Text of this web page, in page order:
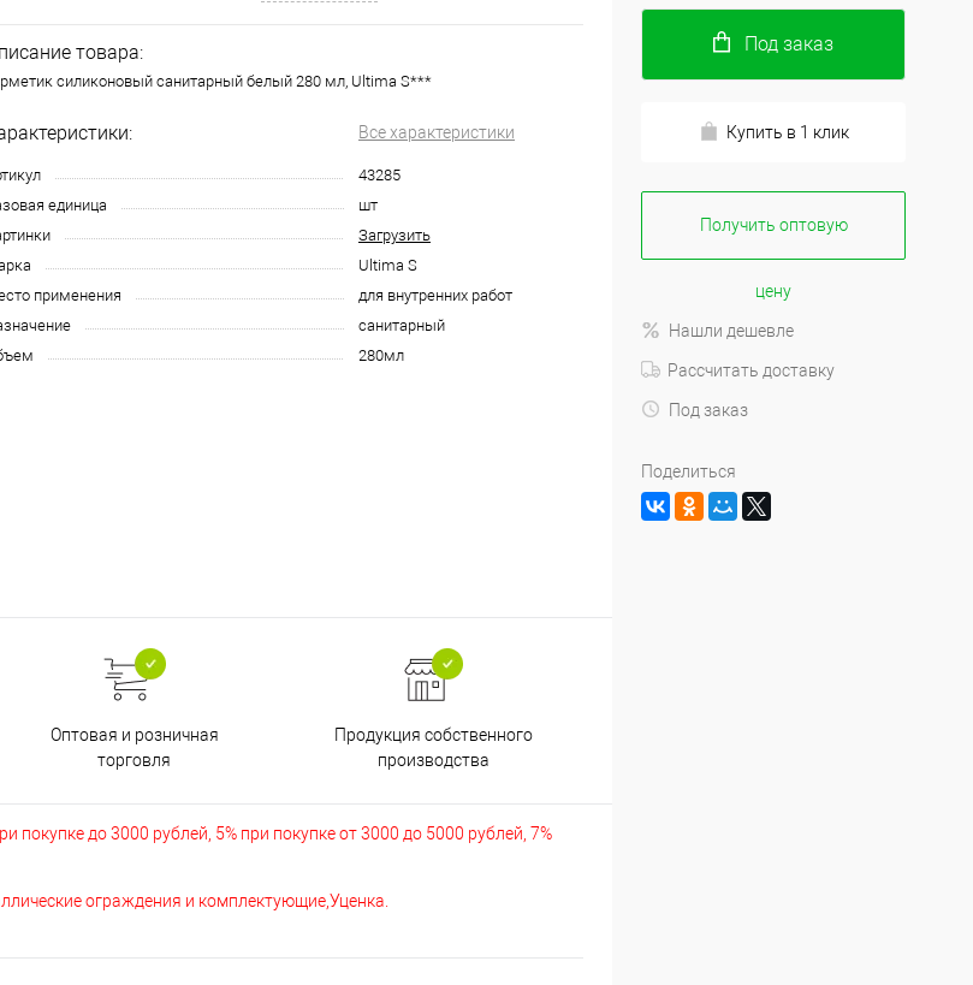
товара:
силиконовый санитарный белый 280 мл, Ultima S***
Все характеристики
43285
единица
шт
Загрузить
Ultima S
применения
для внутренних работ
санитарный
280мл
Оптовая и розничная
торговля
Продукция собственного
производства
покупке до 3000 рублей, 5% при покупке от 3000 до 5000 рублей, 7%
ограждения и комплектующие,Уценка.
Под заказ
Купить в 1 клик
Получить оптовую
цену
Нашли дешевле
Рассчитать доставку
Под заказ
Поделиться